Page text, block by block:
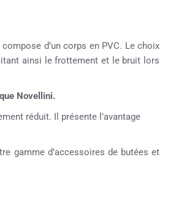
d’un corps en PVC. Le choix
ainsi le frottement et le bruit lors
Novellini.
réduit. Il présente l’avantage
gamme d’accessoires de butées et